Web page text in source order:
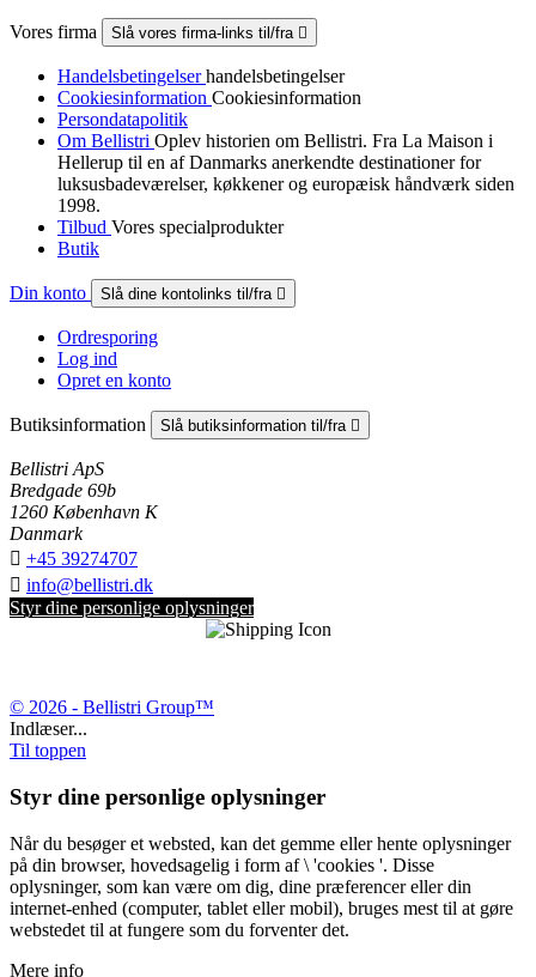
Vores firma Slå vores firma-links til/fra 
Handelsbetingelserhandelsbetingelser
Cookiesinformation Cookiesinformation
Persondatapolitik
Om Bellistri Oplev historien om Bellistri. Fra La Maison i
Hellerup til en af Danmarks anerkendte destinationer for
luksus­badeværelser, køkkener og europæisk håndværk siden
1998.
Tilbud Vores specialprodukter
Butik
Din konto Slå dine kontolinks til/fra 
Ordresporing
Log ind
Opret en konto
Butiksinformation Slå butiksinformation til/fra 
Bellistri ApS
Bredgade 69b
1260 København K
Danmark
 +45 39274707
 info@bellistri.dk
Styr dine personlige oplysninger
© 2026 - Bellistri Group™
Indlæser...
Til toppen
Styr dine personlige oplysninger
Når du besøger et websted, kan det gemme eller hente oplysninger
på din browser, hovedsagelig i form af \ 'cookies '. Disse
oplysninger, som kan være om dig, dine præferencer eller din
internet-enhed (computer, tablet eller mobil), bruges mest til at gøre
webstedet til at fungere som du forventer det.
Mere info